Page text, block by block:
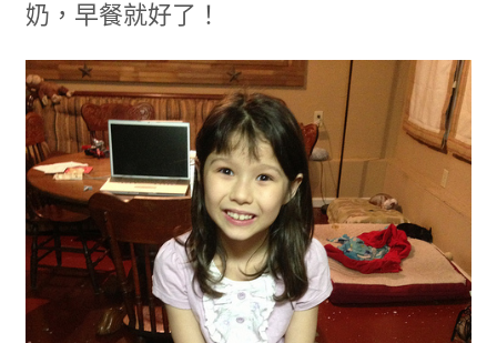
奶，早餐就好了！